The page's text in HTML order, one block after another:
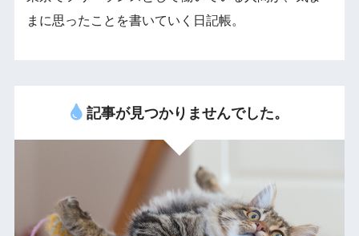
まに思ったことを書いていく日記帳。
記事が見つかりませんでした。